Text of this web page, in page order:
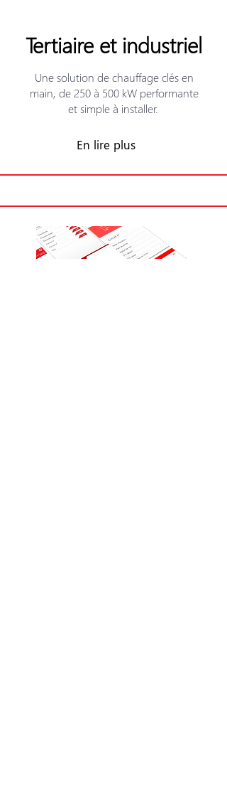
Tertiaire et industriel
Une solution de chauffage clés en
main, de 250 à 500 kW performante
et simple à installer.
En lire plus